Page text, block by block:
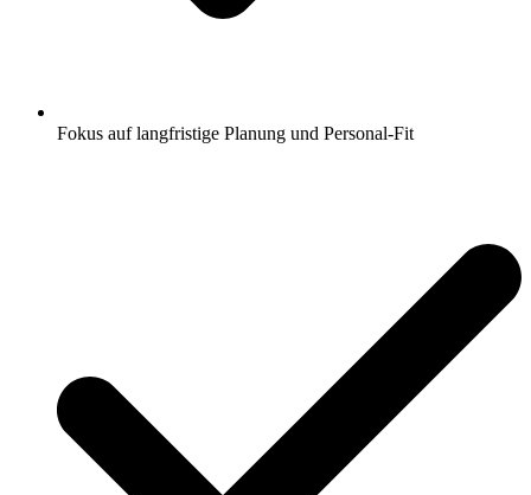
Fokus auf langfristige Planung und Personal-Fit